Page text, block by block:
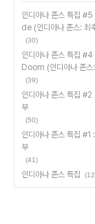
인디아나 존스 특집
de (인디아나 존스: 최
(30)
인디아나 존스 특집
Doom (인디아나 존
(39)
인디아나 존스 특집
부
(50)
인디아나 존스 특집
부
(41)
인디아나 존스 특집